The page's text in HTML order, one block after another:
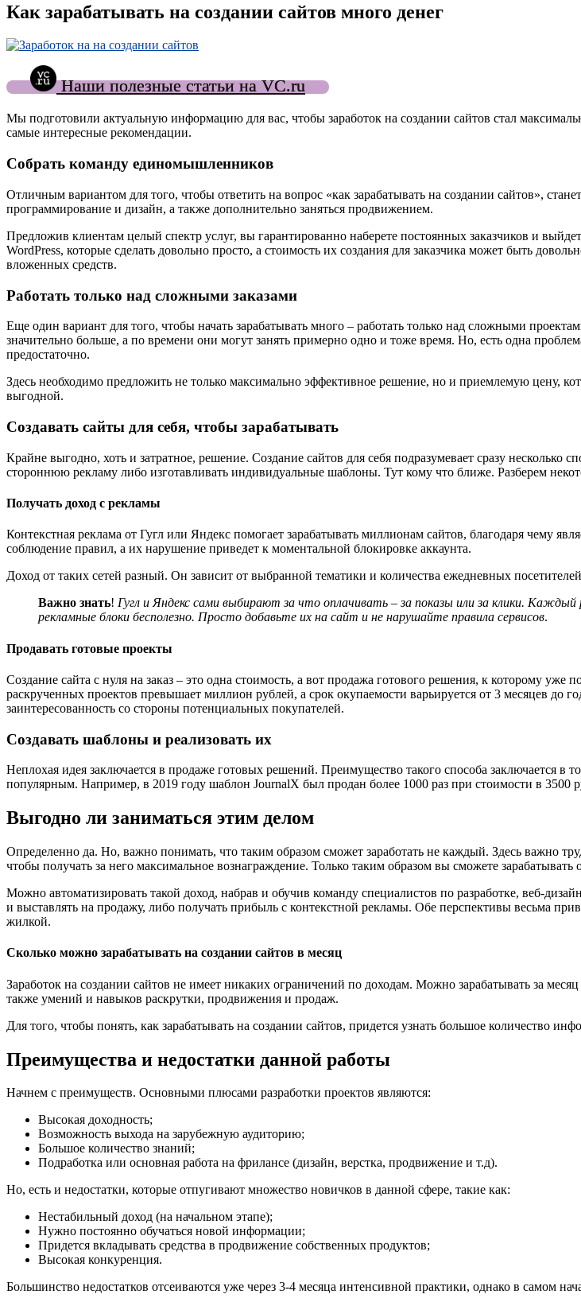
Как зарабатывать на создании сайтов много денег
Наши полезные статьи на VC.ru
Мы подготовили актуальную информацию для вас, чтобы заработок на создании сайтов стал
самые интересные рекомендации.
Собрать команду единомышленников
Отличным вариантом для того, чтобы ответить на вопрос «как зарабатывать на создании сайтов»,
программирование и дизайн, а также дополнительно заняться продвижением.
Предложив клиентам целый спектр услуг, вы гарантированно наберете постоянных заказчиков и
WordPress, которые сделать довольно просто, а стоимость их создания для заказчика может быть
вложенных средств.
Работать только над сложными заказами
Еще один вариант для того, чтобы начать зарабатывать много – работать только над сложными
значительно больше, а по времени они могут занять примерно одно и тоже время. Но, есть одна
предостаточно.
Здесь необходимо предложить не только максимально эффективное решение, но и приемлемую цену,
выгодной.
Создавать сайты для себя, чтобы зарабатывать
Крайне выгодно, хоть и затратное, решение. Создание сайтов для себя подразумевает сразу несколько
стороннюю рекламу либо изготавливать индивидуальные шаблоны. Тут кому что ближе. Разберем
Получать доход с рекламы
Контекстная реклама от Гугл или Яндекс помогает зарабатывать миллионам сайтов, благодаря чему
соблюдение правил, а их нарушение приведет к моментальной блокировке аккаунта.
Доход от таких сетей разный. Он зависит от выбранной тематики и количества ежедневных
Важно знать! Гугл и Яндекс сами выбирают за что оплачивать – за показы или за клики.
рекламные блоки бесполезно. Просто добавьте их на сайт и не нарушайте правила сервисов.
Продавать готовые проекты
Создание сайта с нуля на заказ – это одна стоимость, а вот продажа готового решения, к которому
раскрученных проектов превышает миллион рублей, а срок окупаемости варьируется от 3 месяцев до
заинтересованность со стороны потенциальных покупателей.
Создавать шаблоны и реализовать их
Неплохая идея заключается в продаже готовых решений. Преимущество такого способа заключается в
популярным. Например, в 2019 году шаблон JournalX был продан более 1000 раз при стоимости в 3500
Выгодно ли заниматься этим делом
Определенно да. Но, важно понимать, что таким образом сможет заработать не каждый. Здесь важно
чтобы получать за него максимальное вознаграждение. Только таким образом вы сможете
Можно автоматизировать такой доход, набрав и обучив команду специалистов по разработке, веб-
и выставлять на продажу, либо получать прибыль с контекстной рекламы. Обе перспективы весьма
жилкой.
Сколько можно зарабатывать на создании сайтов в месяц
Заработок на создании сайтов не имеет никаких ограничений по доходам. Можно зарабатывать за
также умений и навыков раскрутки, продвижения и продаж.
Для того, чтобы понять, как зарабатывать на создании сайтов, придется узнать большое количество
Преимущества и недостатки данной работы
Начнем с преимуществ. Основными плюсами разработки проектов являются:
Высокая доходность;
Возможность выхода на зарубежную аудиторию;
Большое количество знаний;
Подработка или основная работа на фрилансе (дизайн, верстка, продвижение и т.д).
Но, есть и недостатки, которые отпугивают множество новичков в данной сфере, такие как:
Нестабильный доход (на начальном этапе);
Нужно постоянно обучаться новой информации;
Придется вкладывать средства в продвижение собственных продуктов;
Высокая конкуренция.
Большинство недостатков отсеиваются уже через 3-4 месяца интенсивной практики, однако в самом